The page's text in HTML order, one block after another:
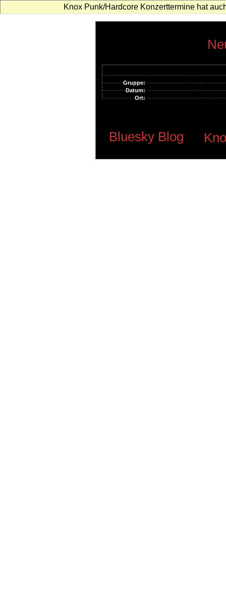
Knox Punk/Hardcore Konzerttermine hat
Gruppe:
Datum:
Ort:
Bluesky Blog